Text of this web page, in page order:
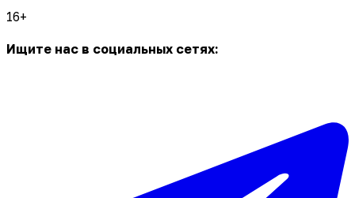
16+
Ищите нас в социальных сетях: